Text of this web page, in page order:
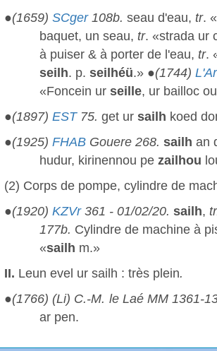
●(1659) SCger108b. seau d'eau, tr. «
baquet, un seau, tr. «strada ur
à puiser & à porter de l'eau, tr.
seilh. p. seilhéü.» ●(1744)
«Foncein ur seille, ur bailloc
●(1897) EST75. get ur sailh koed
●(1925) FHAB Gouere 268. sailh an
hudur, kirinennou pe zailhou
(2) Corps de pompe, cylindre de
●(1920) KZVr361 - 01/02/20. sailh,
177b. Cylindre de machine à
«sailh m.»
II. Leun evel ur sailh : très plein.
●(1766) (Li) C.-M. le Laé MM 1361-
ar pen.